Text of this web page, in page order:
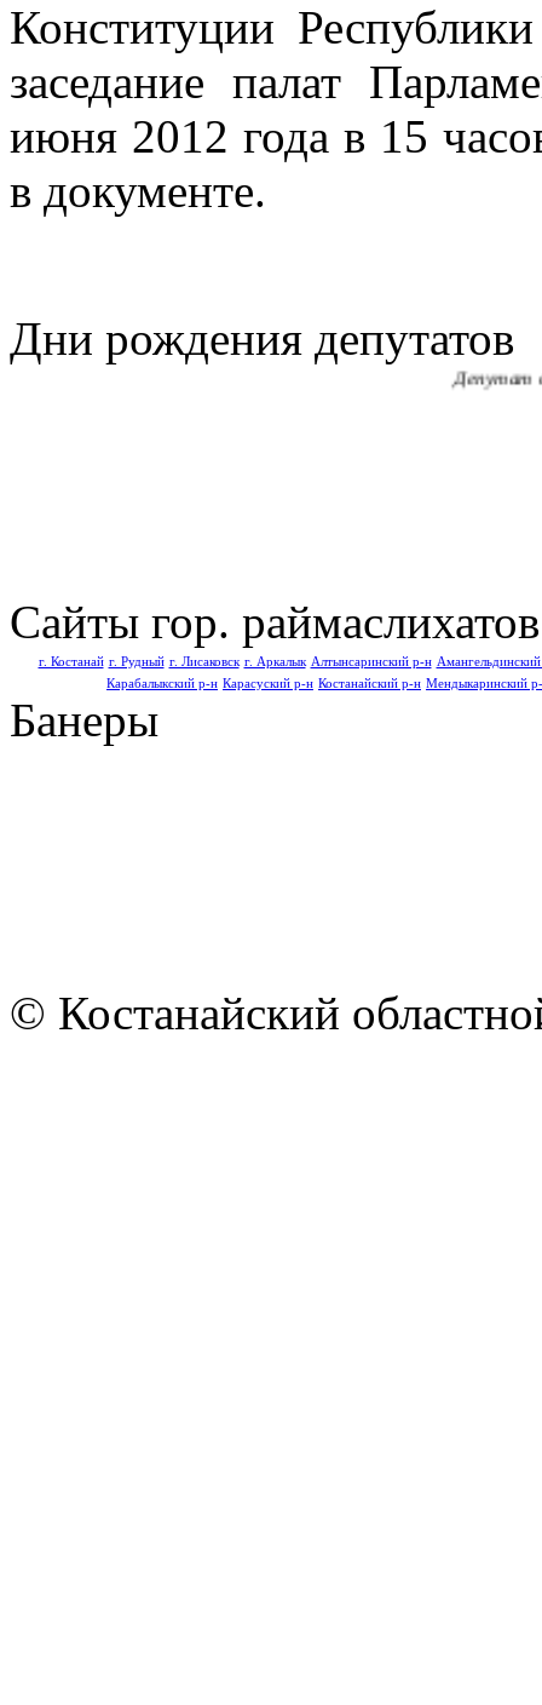
Конституции
заседание палат
июня 2012 года в 15
в документе.
Дни рождения депутатов
Депутат
Сайты гор. раймаслихатов
г. Костанай г. Рудный г. Лисаковск г. Аркалык Алтынсаринский р-н
Карабалыкский р-н Карасуский р-н Костанайский р-н Мендыкаринский
Банеры
© Костанайский